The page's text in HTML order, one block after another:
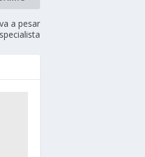
a pesar